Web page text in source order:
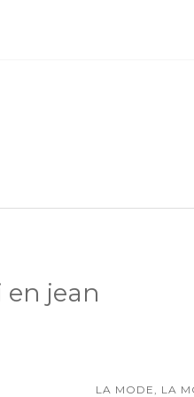
jean
LA MODE, LA